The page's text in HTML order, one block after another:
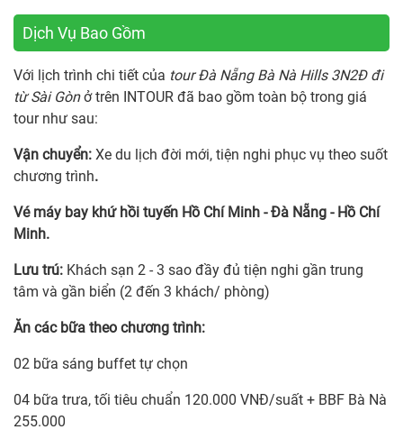
Dịch Vụ Bao Gồm
Với lịch trình chi tiết của tour Đà Nẵng Bà Nà Hills 3N2Đ đi
từ Sài Gònở trên INTOUR đã bao gồm toàn bộ trong giá
tour như sau:
Vận chuyển: Xe du lịch đời mới, tiện nghi phục vụ theo suốt
chương trình.
Vé máy bay khứ hồi tuyến Hồ Chí Minh - Đà Nẵng - Hồ Chí
Minh.
Lưu trú: Khách sạn 2 - 3 sao đầy đủ tiện nghi gần trung
tâm và gần biển (2 đến 3 khách/ phòng)
Ăn các bữa theo chương trình:
02 bữa sáng buffet tự chọn
04 bữa trưa, tối tiêu chuẩn 120.000 VNĐ/suất + BBF Bà Nà
255.000